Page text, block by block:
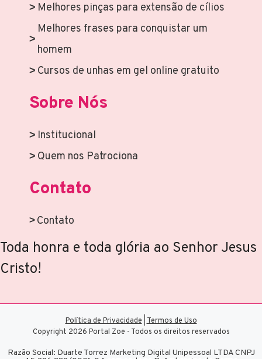
Melhores pinças para extensão de cílios
Melhores frases para conquistar um
homem
Cursos de unhas em gel online gratuito
Sobre Nós
Institucional
Quem nos Patrociona
Contato
Contato
Toda honra e toda glória ao Senhor Jesus
Cristo!
Política de Privacidade
Termos de Uso
Copyright 2026 Portal Zoe - Todos os direitos reservados
Razão Social: Duarte Torrez Marketing Digital Unipessoal LTDA CNPJ